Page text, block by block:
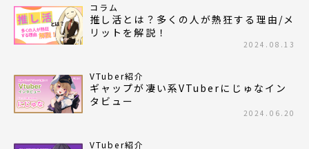
コラム
推し活とは？多くの人が熱狂する理由/メ
リットを解説！
2024.08.13
VTuber紹介
ギャップが凄い系VTuberにじゅなイン
タビュー
2024.06.20
VTuber紹介